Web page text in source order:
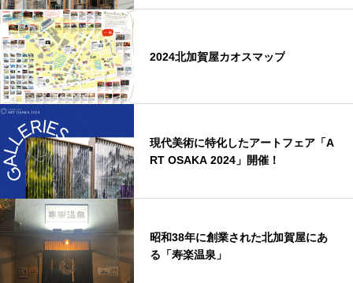
2024北加賀屋カオスマップ
現代美術に特化したアートフェア「A
RT OSAKA 2024」開催！
昭和38年に創業された北加賀屋にあ
る「寿楽温泉」